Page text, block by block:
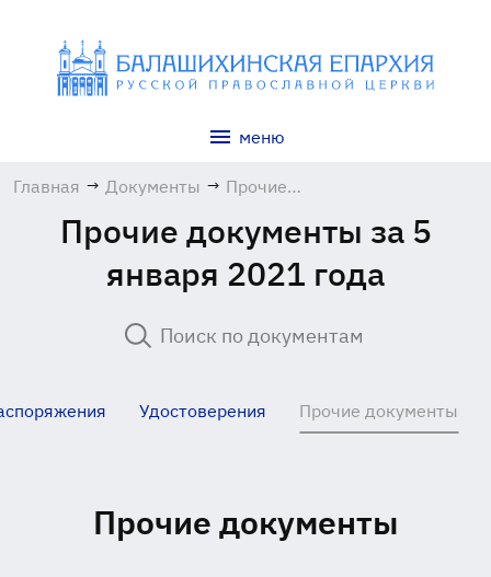
меню
Главная → Документы → Прочие
Прочие документы за 5
января 2021 года
Удостоверения Прочие документы
Прочие документы